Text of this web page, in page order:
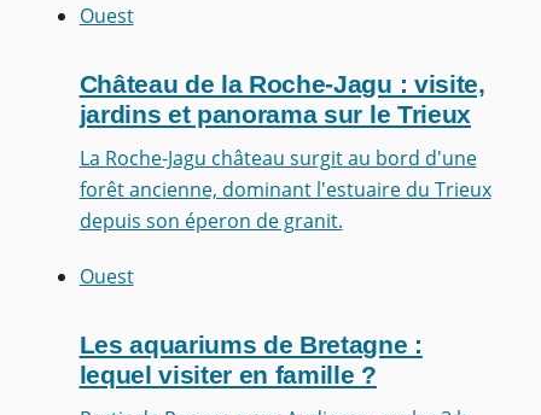
Ouest
Château de la Roche-Jagu : visite,
jardins et panorama sur le Trieux
La Roche-Jagu château surgit au bord d'une
forêt ancienne, dominant l'estuaire du Trieux
depuis son éperon de granit.
Ouest
Les aquariums de Bretagne :
lequel visiter en famille ?